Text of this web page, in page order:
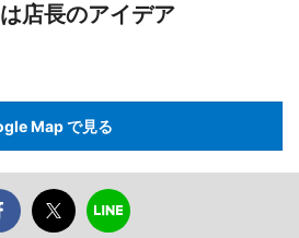
店長のアイデア
Map で見る